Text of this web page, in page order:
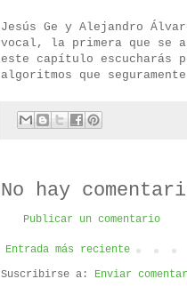
Jesús Ge y Alejandro
vocal, la primera que se
este capítulo escucharás
algoritmos que
No hay
Publicar un comentario
Entrada más reciente
Suscribirse a: Enviar